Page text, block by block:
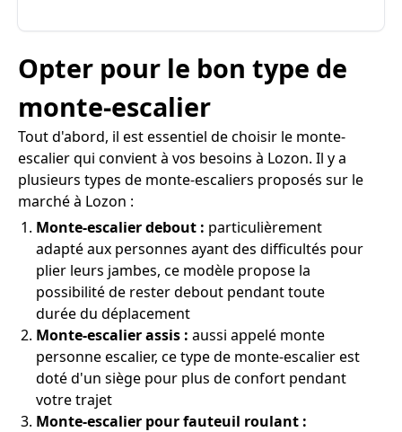
Opter pour le bon type de
monte-escalier
Tout d'abord, il est essentiel de choisir le monte-
escalier qui convient à vos besoins à Lozon. Il y a
plusieurs types de monte-escaliers proposés sur le
marché à Lozon :
Monte-escalier debout : particulièrement
adapté aux personnes ayant des difficultés pour
plier leurs jambes, ce modèle propose la
possibilité de rester debout pendant toute
durée du déplacement
Monte-escalier assis : aussi appelé monte
personne escalier, ce type de monte-escalier est
doté d'un siège pour plus de confort pendant
votre trajet
Monte-escalier pour fauteuil roulant :